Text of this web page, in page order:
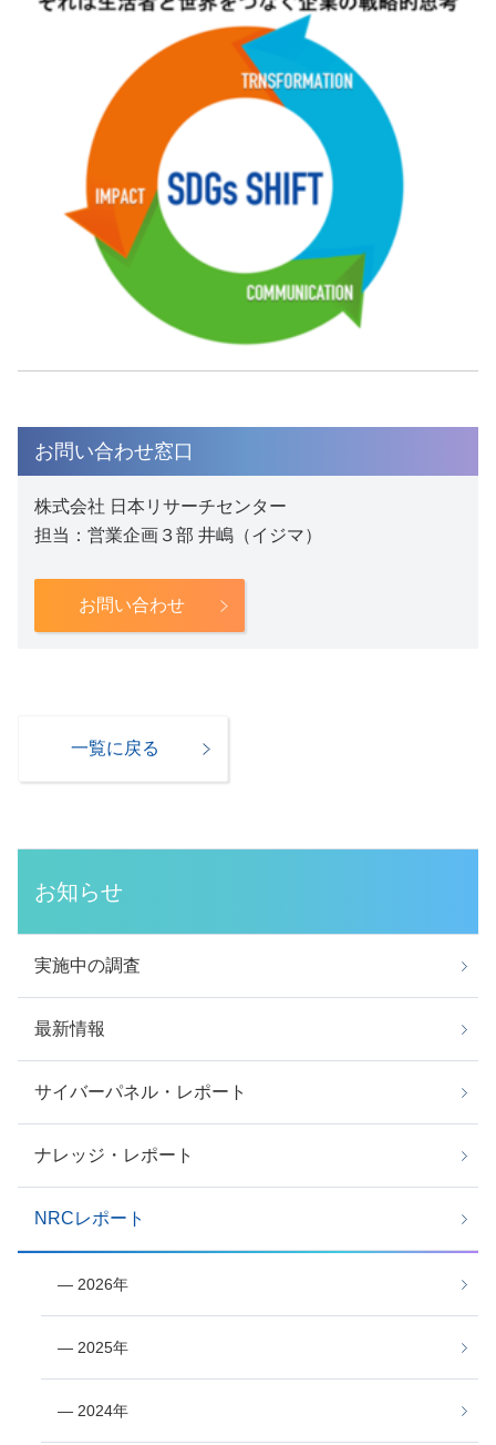
お問い合わせ窓口
株式会社 日本リサーチセンター
担当：営業企画３部 井嶋（イジマ）
お問い合わせ
一覧に戻る
お知らせ
実施中の調査
最新情報
サイバーパネル・レポート
ナレッジ・レポート
NRCレポート
― 2026年
― 2025年
― 2024年